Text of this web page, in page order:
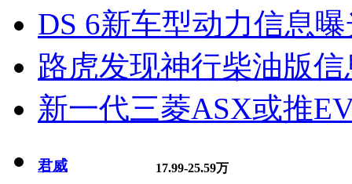
DS 6新车型动力信息
路虎发现神行柴油版
新一代三菱ASX或推
君威 17.99-25.59万